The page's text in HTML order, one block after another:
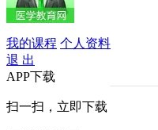
我的课程 个人资料
退 出
APP下载
扫一扫，立即下载